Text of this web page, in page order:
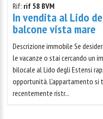
Rif: rif 58 BVM
In vendita al Lido
balcone vista mare
Descrizione immobile Se
le vacanze o stai cercando un
bilocale al Lido degli Estensi
opportunità. L'appartamento si
recentemente ristr...